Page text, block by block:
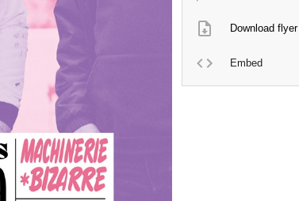
Download flyer
Embed